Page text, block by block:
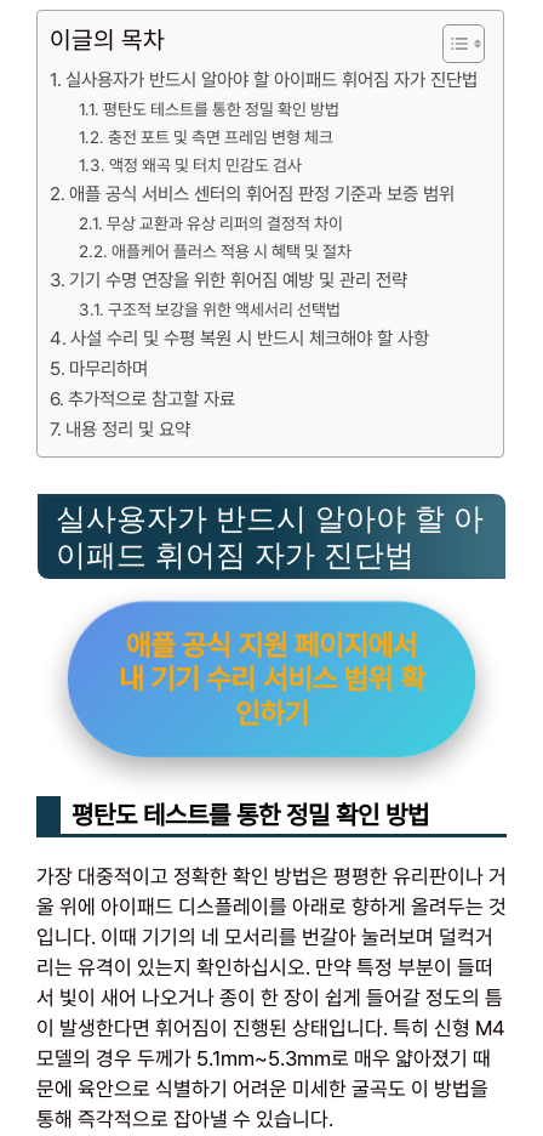
이글의 목차
실사용자가 반드시 알아야 할 아이패드 휘어짐 자가 진단법
평탄도 테스트를 통한 정밀 확인 방법
충전 포트 및 측면 프레임 변형 체크
액정 왜곡 및 터치 민감도 검사
애플 공식 서비스 센터의 휘어짐 판정 기준과 보증 범위
무상 교환과 유상 리퍼의 결정적 차이
애플케어 플러스 적용 시 혜택 및 절차
기기 수명 연장을 위한 휘어짐 예방 및 관리 전략
구조적 보강을 위한 액세서리 선택법
사설 수리 및 수평 복원 시 반드시 체크해야 할 사항
마무리하며
추가적으로 참고할 자료
내용 정리 및 요약
실사용자가 반드시 알아야 할 아
이패드 휘어짐 자가 진단법
애플 공식 지원 페이지에서
내 기기 수리 서비스 범위 확
인하기
평탄도 테스트를 통한 정밀 확인 방법
가장 대중적이고 정확한 확인 방법은 평평한 유리판이나 거
울 위에 아이패드 디스플레이를 아래로 향하게 올려두는 것
입니다. 이때 기기의 네 모서리를 번갈아 눌러보며 덜컥거
리는 유격이 있는지 확인하십시오. 만약 특정 부분이 들떠
서 빛이 새어 나오거나 종이 한 장이 쉽게 들어갈 정도의 틈
이 발생한다면 휘어짐이 진행된 상태입니다. 특히 신형 M4
모델의 경우 두께가 5.1mm~5.3mm로 매우 얇아졌기 때
문에 육안으로 식별하기 어려운 미세한 굴곡도 이 방법을
통해 즉각적으로 잡아낼 수 있습니다.